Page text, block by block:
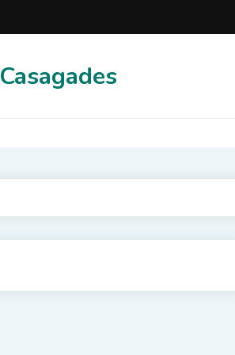
Casagades